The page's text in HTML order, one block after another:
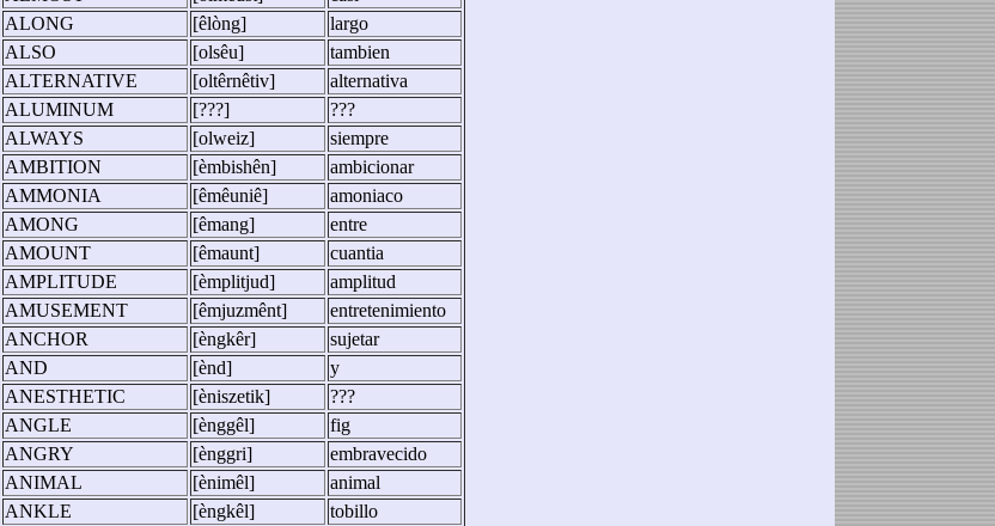
ALONG [êlòng]
largo
ALSO [olsêu]
tambien
ALTERNATIVE [oltêrnêtiv]
alternativa
ALUMINUM [???]
???
ALWAYS [olweiz]
siempre
AMBITION [èmbishên]
ambicionar
AMMONIA [êmêuniê]
amoniaco
AMONG [êmang]
entre
AMOUNT [êmaunt]
cuantia
AMPLITUDE [èmplitjud]
amplitud
AMUSEMENT [êmjuzmênt]
entretenimiento
ANCHOR [èngkêr]
sujetar
AND [ènd]
y
ANESTHETIC [èniszetik]
???
ANGLE [ènggêl]
fig
ANGRY [ènggri]
embravecido
ANIMAL [ènimêl]
animal
ANKLE [èngkêl]
tobillo